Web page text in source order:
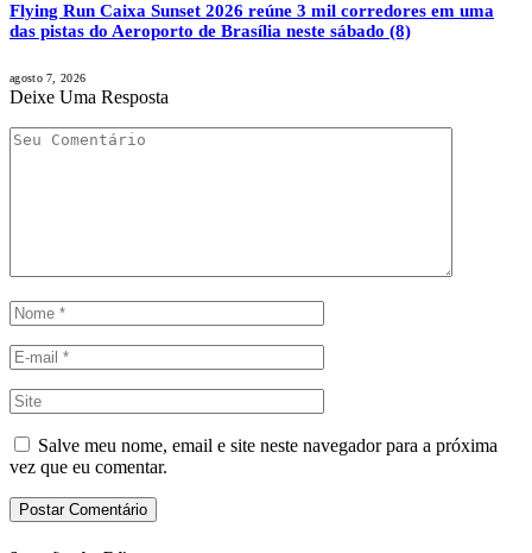
Flying Run Caixa Sunset 2026 reúne 3 mil corredores em uma
das pistas do Aeroporto de Brasília neste sábado (8)
agosto 7, 2026
Deixe Uma Resposta
Salve meu nome, email e site neste navegador para a próxima
vez que eu comentar.